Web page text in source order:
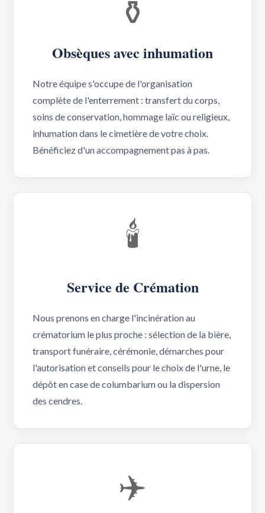
⚱️
Obsèques avec inhumation
Notre équipe s'occupe de l'organisation
complète de l'enterrement : transfert du corps,
soins de conservation, hommage laïc ou religieux,
inhumation dans le cimetière de votre choix.
Bénéficiez d'un accompagnement pas à pas.
🕯️
Service de Crémation
Nous prenons en charge l'incinération au
crématorium le plus proche : sélection de la bière,
transport funéraire, cérémonie, démarches pour
l'autorisation et conseils pour le choix de l'urne, le
dépôt en case de columbarium ou la dispersion
des cendres.
✈️